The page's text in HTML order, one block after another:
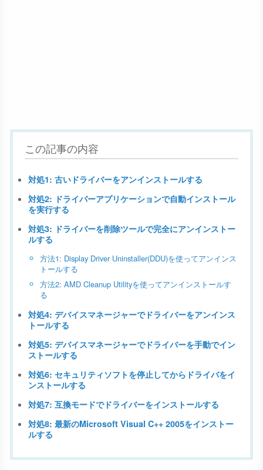
この記事の内容
対処1: 古いドライバーをアンインストールする
対処2: ドライバーアプリケーションで自動インストール
を実行する
対処3: ドライバーを削除ツールで完全にアンインストー
ルする
方法1: Display Driver Uninstaller(DDU)を使ってアンインス
トールする
方法2: AMD Cleanup Utilityを使ってアンインストールす
る
対処4: デバイスマネージャーでドライバーをアンインス
トールする
対処5: デバイスマネージャーでドライバーを手動でイン
ストールする
対処6: セキュリティソフトを停止してからドライバをイ
ンストールする
対処7: 互換モードでドライバーをインストールする
対処8: 最新のMicrosoft Visual C++ 2005をインストー
ルする